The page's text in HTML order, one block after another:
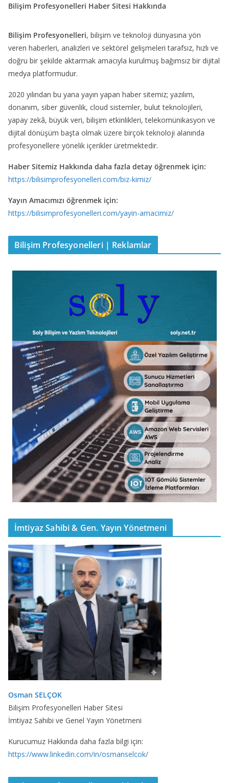
Bilişim Profesyonelleri Haber Sitesi Hakkında
Bilişim Profesyonelleri, bilişim ve teknoloji dünyasına yön
veren haberleri, analizleri ve sektörel gelişmeleri tarafsız, hızlı ve
doğru bir şekilde aktarmak amacıyla kurulmuş bağımsız bir dijital
medya platformudur.
2020 yılından bu yana yayın yapan haber sitemiz; yazılım,
donanım, siber güvenlik, cloud sistemler, bulut teknolojileri,
yapay zekâ, büyük veri, bilişim etkinlikleri, telekomünikasyon ve
dijital dönüşüm başta olmak üzere birçok teknoloji alanında
profesyonellere yönelik içerikler üretmektedir.
Haber Sitemiz Hakkında daha fazla detay öğrenmek için:
https://bilisimprofesyonelleri.com/biz-kimiz/
Yayın Amacımızı öğrenmek için:
https://bilisimprofesyonelleri.com/yayin-amacimiz/
Bilişim Profesyonelleri | Reklamlar
İmtiyaz Sahibi & Gen. Yayın Yönetmeni
Osman SELÇOK
Bilişim Profesyonelleri Haber Sitesi
İmtiyaz Sahibi ve Genel Yayın Yönetmeni
Kurucumuz Hakkında daha fazla bilgi için:
https://www.linkedin.com/in/osmanselcok/